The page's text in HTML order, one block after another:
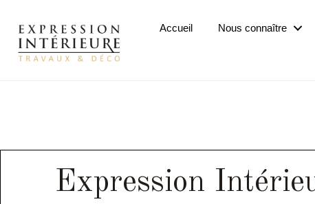
contenu
principal
Accueil Nous connaître
Expression